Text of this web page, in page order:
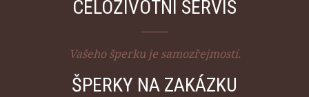
CELOŽIVOTNÍ SERVIS
Vašeho šperku je samozřejmostí.
ŠPERKY NA ZAKÁZKU